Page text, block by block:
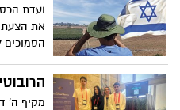
ועדת
את הצעת
הסמוכים
מקיף ה'